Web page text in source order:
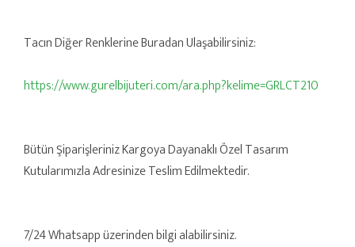
Tacın Diğer Renklerine Buradan Ulaşabilirsiniz:
https://www.gurelbijuteri.com/ara.php?kelime=GRLCT210
Bütün Şiparişleriniz Kargoya Dayanaklı Özel Tasarım
Kutularımızla Adresinize Teslim Edilmektedir.
7/24 Whatsapp üzerinden bilgi alabilirsiniz.